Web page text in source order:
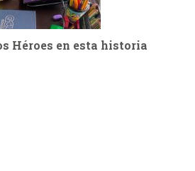
Héroes en esta historia